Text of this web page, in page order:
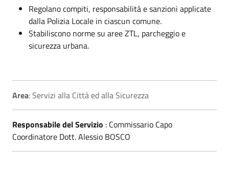
Regolano compiti, responsabilità e sanzioni applicate
dalla Polizia Locale in ciascun comune.
Stabiliscono norme su aree ZTL, parcheggio e
sicurezza urbana.
Area: Servizi alla Città ed alla Sicurezza
Responsabile del Servizio : Commissario Capo
Coordinatore Dott. Alessio BOSCO